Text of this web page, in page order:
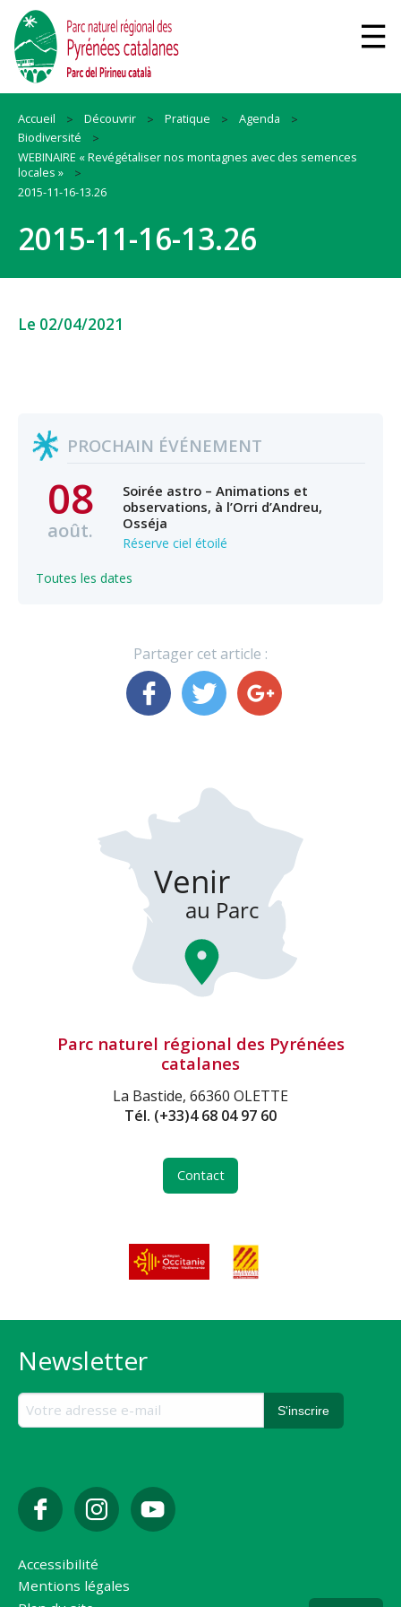
Accueil Découvrir Pratique
Agenda
Biodiversité
WEBINAIRE « Revégétaliser nos montagnes avec des semences
locales »
2015-11-16-13.26
2015-11-16-13.26
Le 02/04/2021
PROCHAIN ÉVÉNEMENT
08
août.
Soirée astro – Animations et
observations, à l’Orri d’Andreu,
Osséja
Réserve ciel étoilé
Toutes les dates
Partager cet article :
Parc naturel régional des Pyrénées
catalanes
La Bastide, 66360 OLETTE
Tél. (+33)4 68 04 97 60
Contact
Newsletter
Accessibilité
Mentions légales